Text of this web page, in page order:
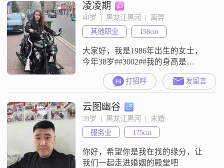
熟稳重的态度。我平时的生活比较
简单，喜欢规律作息，保持良好的
饮食习惯。我认为健康是最重要
的，所以在日常生活中我很注重锻
炼身体，保持身体健康。我对未来
的另
凌凌期
40岁  |  黑龙江黑河  |  离异
其他职业
158cm
大家好，我是1986年出生的女士，
今年38岁##3002##我的身高是
158cm##3002##我的学历是大专
##3002##我目前的工作地在黑河，
月收入在5001元到8000元之间
##3002##关于我的性格，我是一个
善解人意的人##3002##我平时开朗
爱笑，性格独立自信##3002##我对
待生活的态度是乐观积极的
打招呼 发留言
云图幽谷
39岁  |  黑龙江黑河  |  未婚
服务业
175cm
你好，希望你是我在找的缘分，让
我们一起走进婚姻的殿堂吧